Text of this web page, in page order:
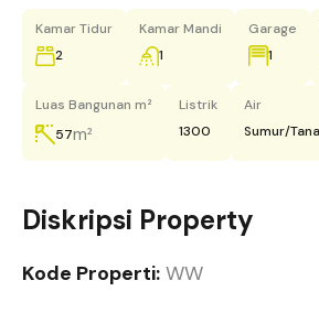
Kamar Tidur
2
Kamar Mandi
1
Garage
1
Luas Bangunan m²
57m²
Listrik
1300
Air
Sumur/
Diskripsi Property
Kode Properti: WW